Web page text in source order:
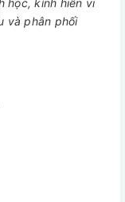
học, kính hiển vi
và phân phối